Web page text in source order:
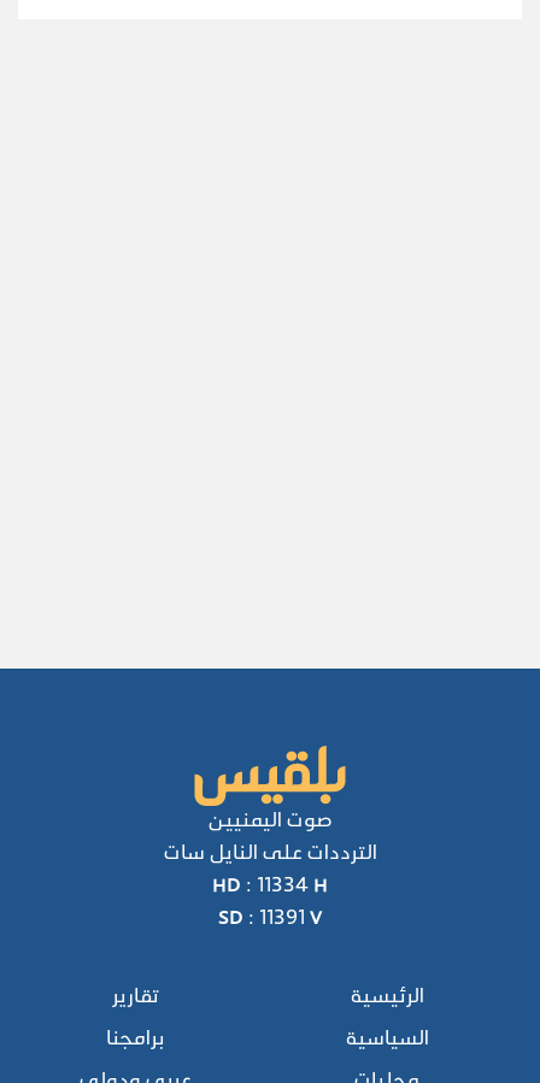
صوت اليمنيين
الترددات على النايل سات
HD : 11334 H
SD : 11391 V
الرئيسية
السياسية
تقارير
برامجنا